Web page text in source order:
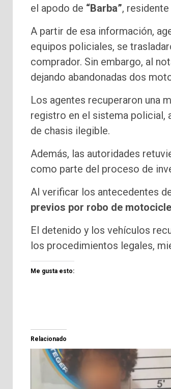
el apodo de “Barba”,
A partir de esa información,
equipos policiales, se
comprador. Sin embargo, al
dejando abandonadas dos
Los agentes recuperaron una
registro en el sistema policial,
de chasis ilegible.
Además, las autoridades
como parte del proceso de
Al verificar los antecedentes
previos por robo de
El detenido y los vehículos
los procedimientos legales,
Me gusta esto:
Relacionado